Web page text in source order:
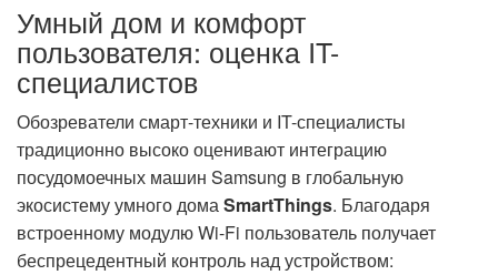
Умный дом и комфорт
пользователя: оценка IT-
специалистов
Обозреватели смарт-техники и IT-специалисты
традиционно высоко оценивают интеграцию
посудомоечных машин Samsung в глобальную
экосистему умного домаSmartThings. Благодаря
встроенному модулю Wi-Fi пользователь получает
беспрецедентный контроль над устройством: